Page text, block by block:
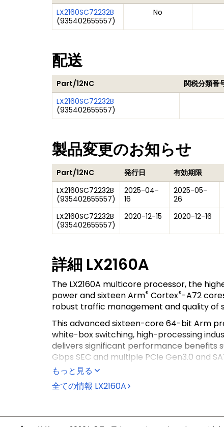
LX2160SC72232B
(935402655557)
No
配送
Part/12NC 関税分類番
LX2160SC72232B
(935402655557)
製品変更のお知らせ
Part/12NC 発行日 有効期限
LX2160SC72232B
(935402655557)
2025-04-
16
2025-05-
26
LX2160SC72232B
(935402655557)
2020-12-15 2020-12-16
詳細 LX2160A
The LX2160A multicore processor, the
power and sixteen Arm® Cortex®-A72
robust traffic management and quality of
This advanced sixteen-core 64-bit Arm
white-box switching, high-processing
delivers significant performance benefits
Gbps SEC and multiple PCIe Gen3.0 and
For Edge Computing, this processor
can have high-end and high-speed
もっと見る
全ての情報 LX2160A